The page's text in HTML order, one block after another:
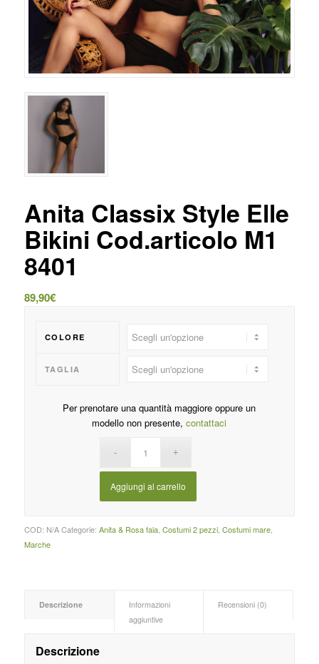
Anita Classix Style Elle
Bikini Cod.articolo M1
8401
89,90€
COLORE
TAGLIA
Per prenotare una quantità maggiore oppure un
modello non presente,contattaci
Aggiungi al carrello
COD: N/A Categorie: Anita & Rosa faia, Costumi 2 pezzi, Costumi mare,
Marche
Descrizione
Informazioni
aggiuntive
Recensioni (0)
Descrizione